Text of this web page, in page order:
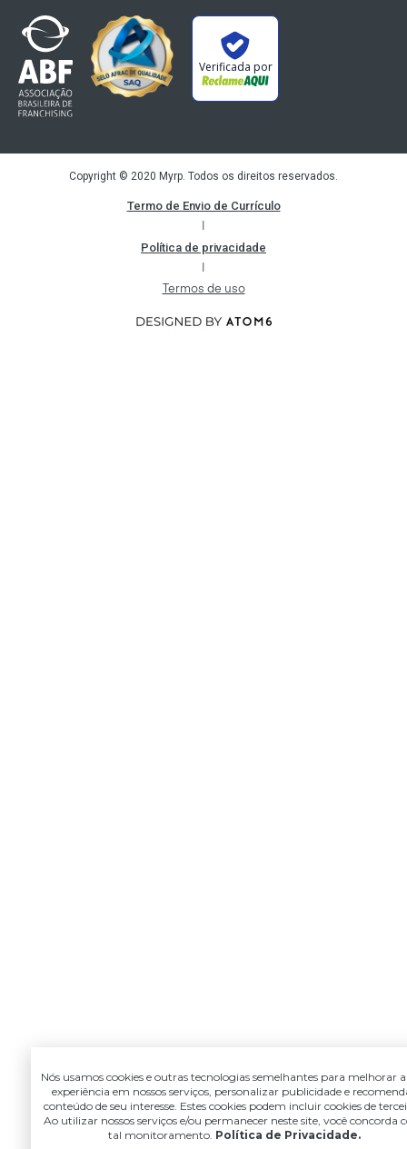
Verificada por
Copyright © 2020 Myrp. Todos os direitos reservados.
Termo de Envio de Currículo
Política de privacidade
Termos de uso
Nós usamos cookies e outras tecnologias semelhantes para melhorar
experiência em nossos serviços, personalizar publicidade e
conteúdo de seu interesse. Estes cookies podem incluir cookies de
Ao utilizar nossos serviços e/ou permanecer neste site, você concorda
tal monitoramento. Política de Privacidade.